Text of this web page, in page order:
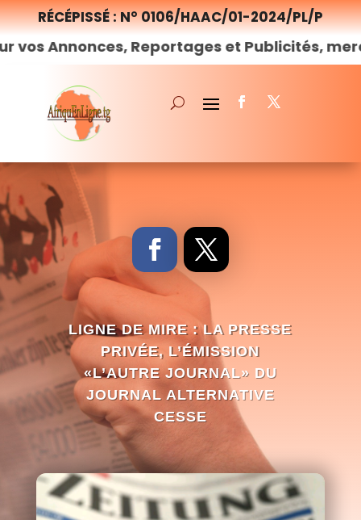
RÉCÉPISSÉ : N° 0106/HAAC/01-2024/PL/P
Reportages et Publicités, merci denous
LIGNE DE MIRE : LA PRESSE
PRIVÉE, L’ÉMISSION
«L’AUTRE JOURNAL» DU
JOURNAL ALTERNATIVE
CESSE